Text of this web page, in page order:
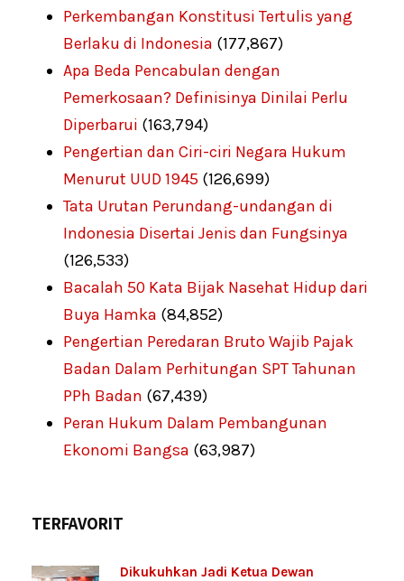
Perkembangan Konstitusi Tertulis yang
Berlaku di Indonesia (177,867)
Apa Beda Pencabulan dengan
Pemerkosaan? Definisinya Dinilai Perlu
Diperbarui (163,794)
Pengertian dan Ciri-ciri Negara Hukum
Menurut UUD 1945 (126,699)
Tata Urutan Perundang-undangan di
Indonesia Disertai Jenis dan Fungsinya
(126,533)
Bacalah 50 Kata Bijak Nasehat Hidup dari
Buya Hamka (84,852)
Pengertian Peredaran Bruto Wajib Pajak
Badan Dalam Perhitungan SPT Tahunan
PPh Badan (67,439)
Peran Hukum Dalam Pembangunan
Ekonomi Bangsa (63,987)
TERFAVORIT
Dikukuhkan Jadi Ketua Dewan